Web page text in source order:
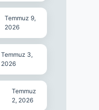
Temmuz 9,
2026
Temmuz 3,
2026
Temmuz
2, 2026